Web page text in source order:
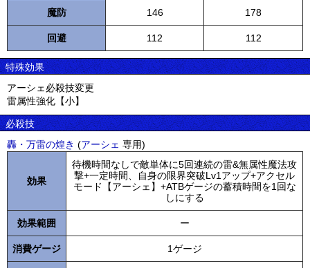
魔防 146 178
回避 112 112
特殊効果
アーシェ必殺技変更
雷属性強化【小】
必殺技
轟・万雷の煌き (アーシェ 専用)
効果
待機時間なしで敵単体に5回連続の雷&無属性魔法攻
撃+一定時間、自身の限界突破Lv1アップ+アクセル
モード【アーシェ】+ATBゲージの蓄積時間を1回な
しにする
効果範囲 ー
消費ゲージ 1ゲージ